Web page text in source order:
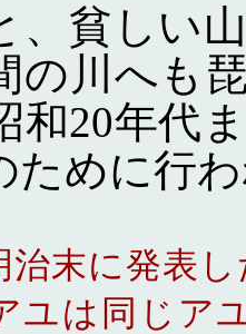
、貧しい
の川へも
和20年代
ために行
末に発表し
ユは同じア